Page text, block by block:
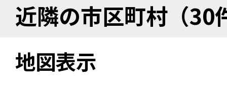
近隣の市区町村（30
地図表示